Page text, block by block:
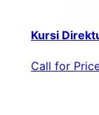
Kursi
Call for